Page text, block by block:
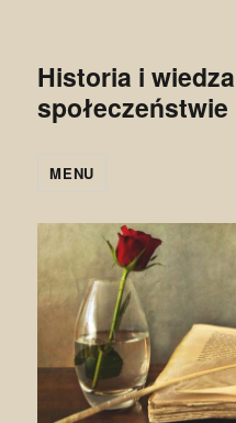
Historia i
społeczeństwie
MENU